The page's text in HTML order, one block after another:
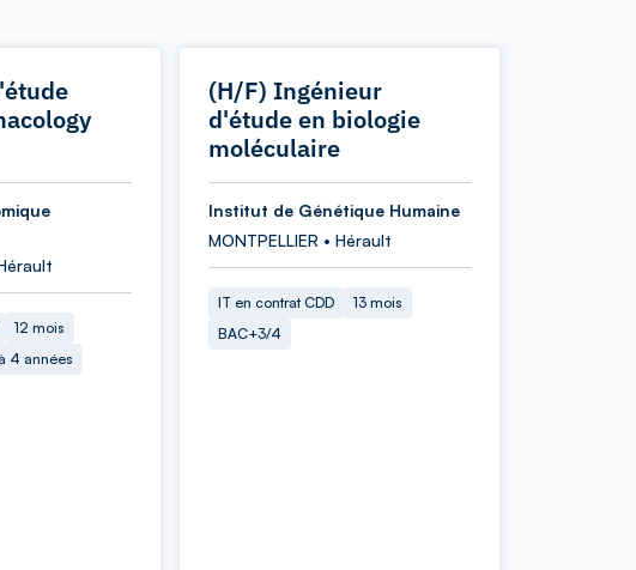
12 mois
4 années
(H/F) Ingénieur
d'étude en biologie
moléculaire
Institut de Génétique Humaine
MONTPELLIER • Hérault
IT en contrat CDD
13 mois
BAC+3/4